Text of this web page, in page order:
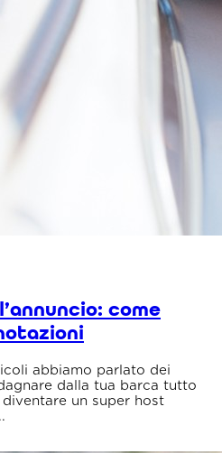
come
abbiamo parlato dei
dalla tua barca tutto
un super host